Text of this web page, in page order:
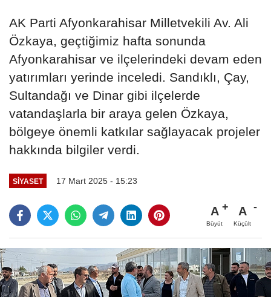
AK Parti Afyonkarahisar Milletvekili Av. Ali
Özkaya, geçtiğimiz hafta sonunda
Afyonkarahisar ve ilçelerindeki devam eden
yatırımları yerinde inceledi. Sandıklı, Çay,
Sultandağı ve Dinar gibi ilçelerde
vatandaşlarla bir araya gelen Özkaya,
bölgeye önemli katkılar sağlayacak projeler
hakkında bilgiler verdi.
SIYASET 17 Mart 2025 - 15:23
A
Büyüt
A
Küçült